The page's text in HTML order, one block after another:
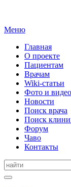
Меню
Главная
О проекте
Пациентам
Врачам
Wiki-статьи
Фото и видео
Новости
Поиск врача
Поиск
Форум
Чаво
Контакты